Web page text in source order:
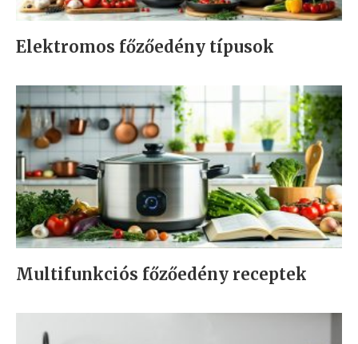
Elektromos főzőedény típusok
Multifunkciós főzőedény receptek